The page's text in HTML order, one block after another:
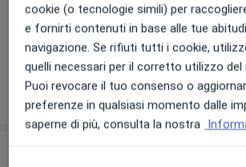
Visualizza galleria (5)
Mostra dettagli
cookie (o tecnologie simili) per
e fornirti contenuti in base alle tue
navigazione. Se rifiuti tutti i cookie,
quelli necessari per il corretto utilizzo
Puoi revocare il tuo consenso o
preferenze in qualsiasi momento dalle
saperne di più, consulta la nostra